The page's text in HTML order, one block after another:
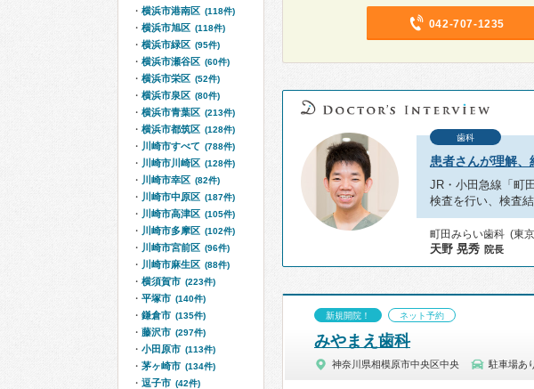
042-707-1235
歯科
患者さんが理解、
JR・小田急線「町
検査を行い、検査
町田みらい歯科 (東
天野 晃秀 院長
新規開院！ ネット予約
みやまえ歯科
神奈川県相模原市中央区中央 駐車場あ
横浜市港南区 (118件)
横浜市旭区 (118件)
横浜市緑区 (95件)
横浜市瀬谷区 (60件)
横浜市栄区 (52件)
横浜市泉区 (80件)
横浜市青葉区 (213件)
横浜市都筑区 (128件)
川崎市すべて (788件)
川崎市川崎区 (128件)
川崎市幸区 (82件)
川崎市中原区 (187件)
川崎市高津区 (105件)
川崎市多摩区 (102件)
川崎市宮前区 (96件)
川崎市麻生区 (88件)
横須賀市 (223件)
平塚市 (140件)
鎌倉市 (135件)
藤沢市 (297件)
小田原市 (113件)
茅ヶ崎市 (134件)
逗子市 (42件)